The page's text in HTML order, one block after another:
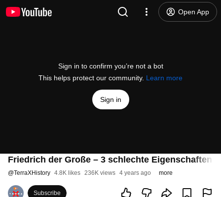
Open App
Sign in to confirm you’re not a bot
This helps protect our community. Learn more
Sign in
Friedrich der Große – 3 schlechte Eigenschaften |
@TerraXHistory 4.8K likes 236K views 4 years ago more
Subscribe